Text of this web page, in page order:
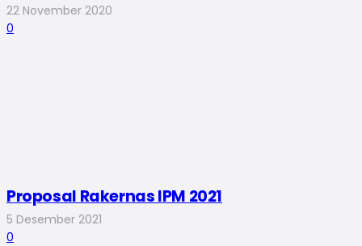
22 November 2020
0
Proposal Rakernas IPM 2021
5 Desember 2021
0